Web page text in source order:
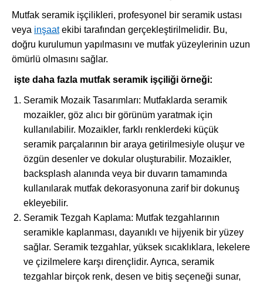
Mutfak seramik işçilikleri, profesyonel bir seramik ustası
veya inşaatekibi tarafından gerçekleştirilmelidir. Bu,
doğru kurulumun yapılmasını ve mutfak yüzeylerinin uzun
ömürlü olmasını sağlar.
işte daha fazla mutfak seramik işçiliği örneği:
Seramik Mozaik Tasarımları: Mutfaklarda seramik
mozaikler, göz alıcı bir görünüm yaratmak için
kullanılabilir. Mozaikler, farklı renklerdeki küçük
seramik parçalarının bir araya getirilmesiyle oluşur ve
özgün desenler ve dokular oluşturabilir. Mozaikler,
backsplash alanında veya bir duvarın tamamında
kullanılarak mutfak dekorasyonuna zarif bir dokunuş
ekleyebilir.
Seramik Tezgah Kaplama: Mutfak tezgahlarının
seramikle kaplanması, dayanıklı ve hijyenik bir yüzey
sağlar. Seramik tezgahlar, yüksek sıcaklıklara, lekelere
ve çizilmelere karşı dirençlidir. Ayrıca, seramik
tezgahlar birçok renk, desen ve bitiş seçeneği sunar,